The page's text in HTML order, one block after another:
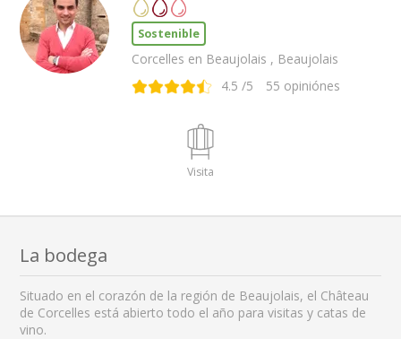
Sostenible
Corcelles en Beaujolais , Beaujolais
4.5 /5 55 opiniónes
Visita
La bodega
Situado en el corazón de la región de Beaujolais, el Château
de Corcelles está abierto todo el año para visitas y catas de
vino.